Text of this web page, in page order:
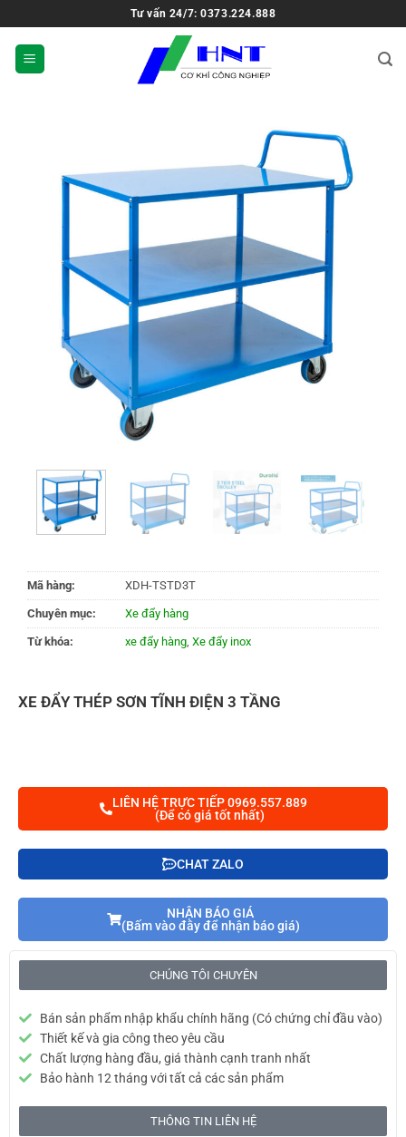
Tư vấn 24/7: 0373.224.888
Mã hàng: XDH-TSTD3T
Chuyên mục: Xe đẩy hàng
Từ khóa: xe đẩy hàng, Xe đẩy inox
XE ĐẨY THÉP SƠN TĨNH ĐIỆN 3 TẦNG
LIÊN HỆ TRỰC TIẾP 0969.557.889
(Để có giá tốt nhất)
CHAT ZALO
NHẬN BÁO GIÁ
(Bấm vào đây để nhận báo giá)
CHÚNG TÔI CHUYÊN
Bán sản phẩm nhập khẩu chính hãng (Có chứng chỉ đầu vào)
Thiết kế và gia công theo yêu cầu
Chất lượng hàng đầu, giá thành cạnh tranh nhất
Bảo hành 12 tháng với tất cả các sản phẩm
THÔNG TIN LIÊN HỆ